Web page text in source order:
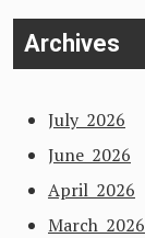
Archives
July 2026
June 2026
April 2026
March 2026